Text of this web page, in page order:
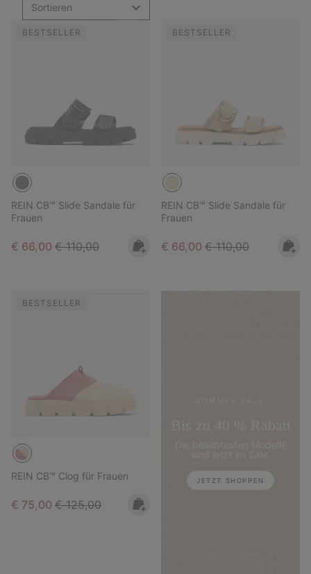
Sortieren
BESTSELLER
REIN CB™ Slide Sandale für
Frauen
Sale price:
€ 66,00 Regular price:
€ 110,00
BESTSELLER
REIN CB™ Slide Sandale für
Frauen
Sale price:
€ 66,00 Regular price:
€ 110,00
BESTSELLER
REIN CB™ Clog für Frauen
Sale price:
€ 75,00 Regular price:
€ 125,00
JETZT SHOPPEN